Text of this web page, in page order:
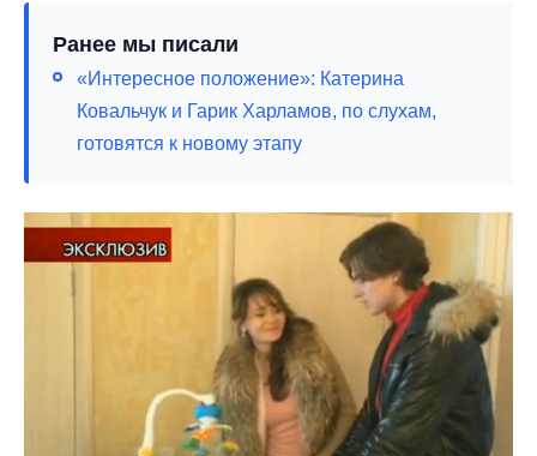
Ранее мы писали
«Интересное положение»: Катерина
Ковальчук и Гарик Харламов, по слухам,
готовятся к новому этапу